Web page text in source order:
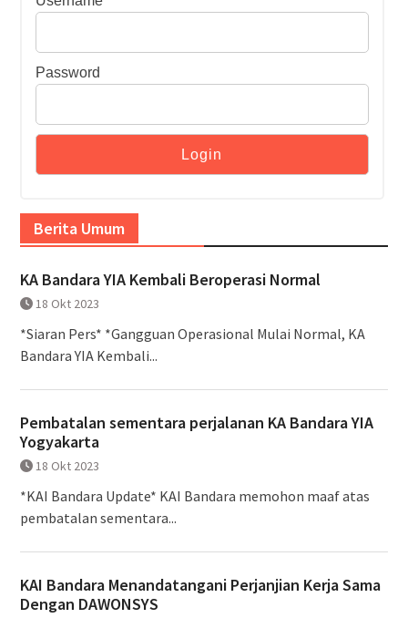
Password
Berita Umum
KA Bandara YIA Kembali Beroperasi Normal
18 Okt 2023
*Siaran Pers* *Gangguan Operasional Mulai Normal, KA
Bandara YIA Kembali...
Pembatalan sementara perjalanan KA Bandara YIA
Yogyakarta
18 Okt 2023
*KAI Bandara Update* KAI Bandara memohon maaf atas
pembatalan sementara...
KAI Bandara Menandatangani Perjanjian Kerja Sama
Dengan DAWONSYS